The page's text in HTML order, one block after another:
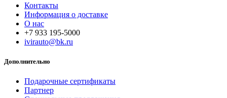
Контакты
Информация о доставке
О нас
+7 933 195-5000
ivirauto@bk.ru
Дополнительно
Подарочные сертификаты
Партнер